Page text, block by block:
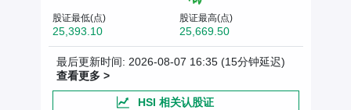
股证最低(点)
25,393.10
股证最高(点)
25,669.50
最后更新时间: 2026-08-07 16:35 (15分钟延迟)
查看更多 >
HSI 相关认股证